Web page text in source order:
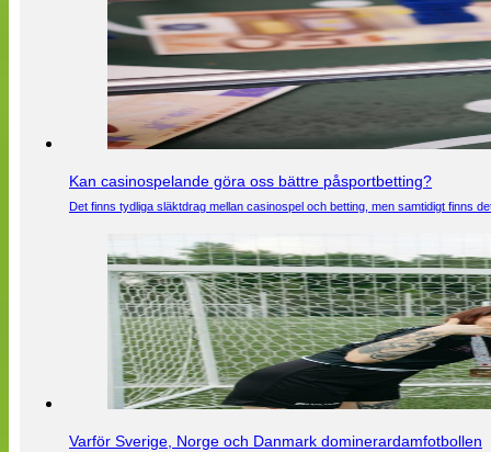
Kan casinospelande göra oss bättre påsportbetting?
Det finns tydliga släktdrag mellan casinospel och betting, men samtidigt finns
Varför Sverige, Norge och Danmark dominerardamfotbollen